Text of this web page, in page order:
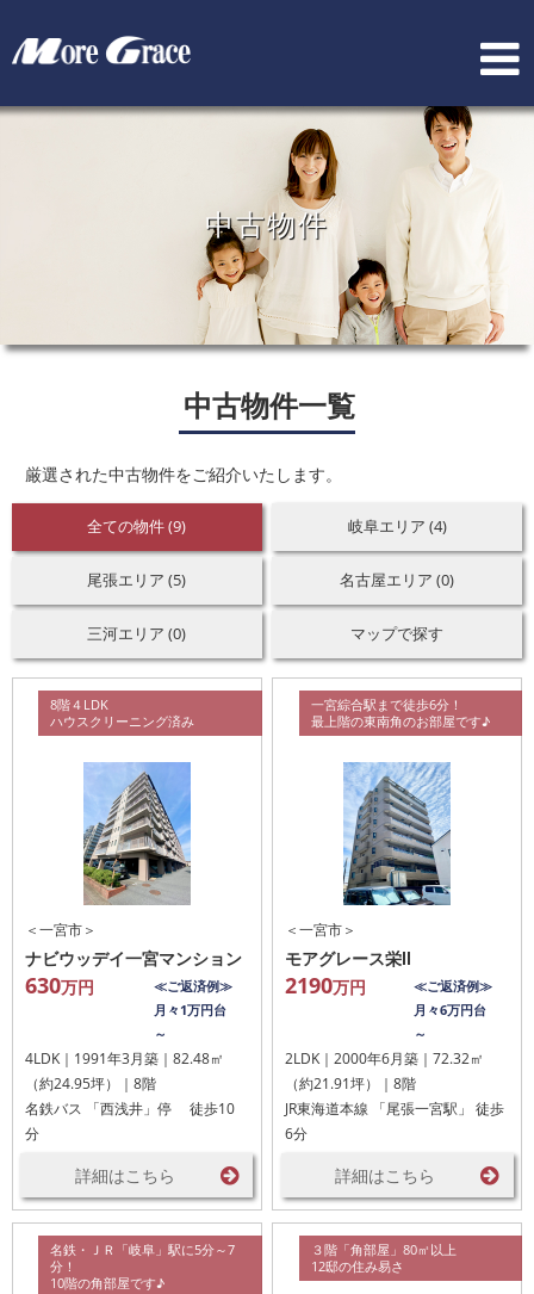
中古物件
中古物件一覧
厳選された中古物件をご紹介いたします。
全ての物件 (9) 岐阜エリア (4)
尾張エリア (5) 名古屋エリア (0)
三河エリア (0) マップで探す
8階４LDK
ハウスクリーニング済み
＜一宮市＞
ナビウッデイ一宮マンション
630万円
≪ご返済例≫
月々1万円台
～
4LDK｜1991年3月築｜82.48㎡
（約24.95坪）｜8階
名鉄バス 「西浅井」停 徒歩10
分
詳細はこちら
一宮綜合駅まで徒歩6分！
最上階の東南角のお部屋です♪
＜一宮市＞
モアグレース栄Ⅱ
2190万円
≪ご返済例≫
月々6万円台
～
2LDK｜2000年6月築｜72.32㎡
（約21.91坪）｜8階
JR東海道本線 「尾張一宮駅」 徒歩
6分
詳細はこちら
名鉄・ＪＲ「岐阜」駅に5分～7
分！
10階の角部屋です♪
３階「角部屋」80㎡以上
12邸の住み易さ